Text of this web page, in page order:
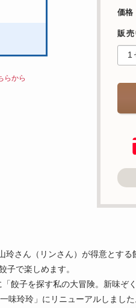
価格
販売
らから
さん（リンさん）が得意とす
子で楽しめます。
餃子を探す私の大冒険。新味ぞ
味玲玲」にリニューアルしました